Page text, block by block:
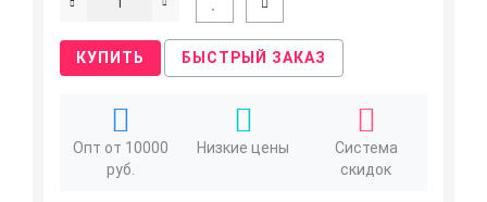
КУПИТЬ БЫСТРЫЙ ЗАКАЗ
Опт от 10000
руб.
Низкие цены
Система
скидок